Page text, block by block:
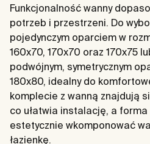
Funkcjonalność wanny
potrzeb i przestrzeni. Do
pojedynczym oparciem w
160x70, 170x70 oraz 170x75
podwójnym, symetrycznym
180x80, idealny do
komplecie z wanną znajdują
co ułatwia instalację, a
estetycznie wkomponować
łazienkę.